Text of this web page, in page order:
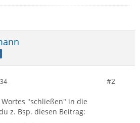
#2
"schließen" in die
z. Bsp. diesen Beitrag: